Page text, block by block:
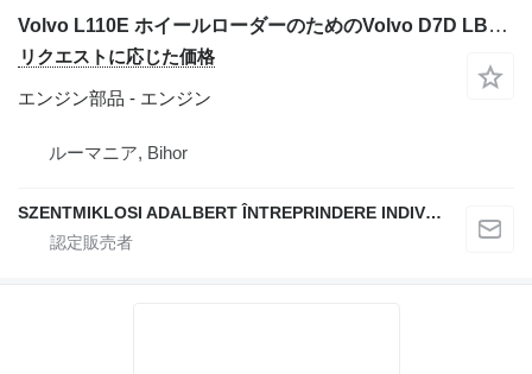
Volvo L110E ホイールローダーのためのVolvo D7D LBE2 エンジン
リクエストに応じた価格
エンジン部品 - エンジン
ルーマニア, Bihor
SZENTMIKLOSI ADALBERT ÎNTREPRINDERE INDIVIDUALĂ